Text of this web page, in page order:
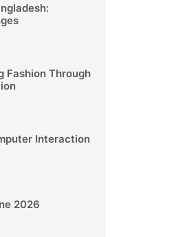
Fashion Through
Interaction
2026